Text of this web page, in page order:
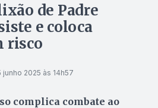
de Padre
e coloca
risco
junho 2025 às 14h57
complica combate ao